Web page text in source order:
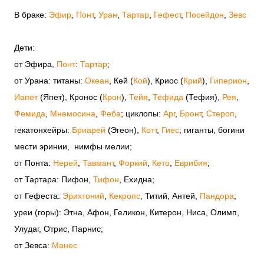
В браке: Эфир Понт, Уран Тартар Гефест, Посейдон Зевс
Дети:
от Эфира, Понт: Тартар;
от Урана: титаны: Океан , Кей (Кой), Криос (Крий), Гиперион
Иапет(Япет), Кронос (Крон), Тейя Тефида (Тефия), Рея
Фемида
Мнемосина Феба; циклопы: Арг, Бронт, Стероп
гекатонхейры: Бриарей (Эгеон), Котт, Гиес; гиганты, богини
мести эринии, нимфы мелии;
от Понта: Нерей Тавмант, Форкий Кето Еврибия;
от Тартара: Пифон, Тифон , Ехидна;
от Гефеста: Эрихтоний Кекропс , Титий, Антей, Пандора;
уреи (горы): Этна, Афон, Геликон, Китерон, Ниса, Олимп,
Улудаг, Отрис, Парнис;
от Зевса: Манес